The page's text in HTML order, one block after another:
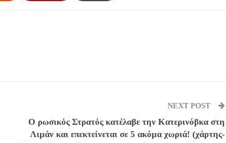
NEXT POST
O ρωσικός Στρατός κατέλαβε την Κατερινόβκα στη
Λιμάν και επεκτείνεται σε 5 ακόμα χωριά! (χάρτης-